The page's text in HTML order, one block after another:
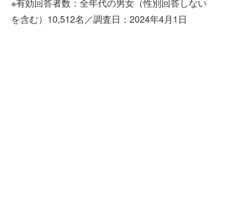
を含む）10,512名／調査日：2024年4月1日